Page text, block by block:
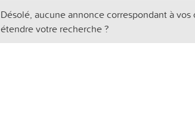
Désolé, aucune annonce correspondant à
étendre votre recherche ?